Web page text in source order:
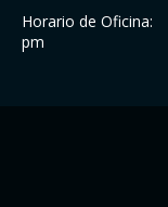
Horario de Oficina:
pm